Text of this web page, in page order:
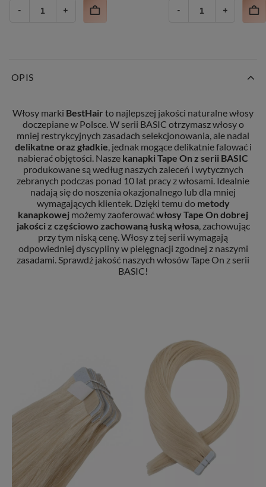
OPIS
Włosy marki BestHair to najlepszej jakości naturalne włosy
doczepiane w Polsce. W serii BASIC otrzymasz włosy o
mniej restrykcyjnych zasadach selekcjonowania, ale nadal
delikatne oraz gładkie , jednak mogące delikatnie falować i
nabierać objętości. Nasze kanapki Tape On z serii BASIC
produkowane są według naszych zaleceń i wytycznych
zebranych podczas ponad 10 lat pracy z włosami. Idealnie
nadają się do noszenia okazjonalnego lub dla mniej
wymagających klientek. Dzięki temu do metody
kanapkowej możemy zaoferowaćwłosy Tape On dobrej
jakości z częściowo zachowaną łuską włosa, zachowując
przy tym niską cenę. Włosy z tej serii wymagają
odpowiedniej dyscypliny w pielęgnacji zgodnej z naszymi
zasadami. Sprawdź jakość naszych włosów Tape On z serii
BASIC!